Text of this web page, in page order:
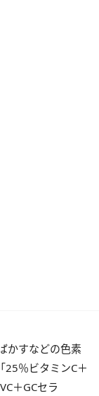
かすなどの色素
25％ビタミンC＋
＋GCセラ